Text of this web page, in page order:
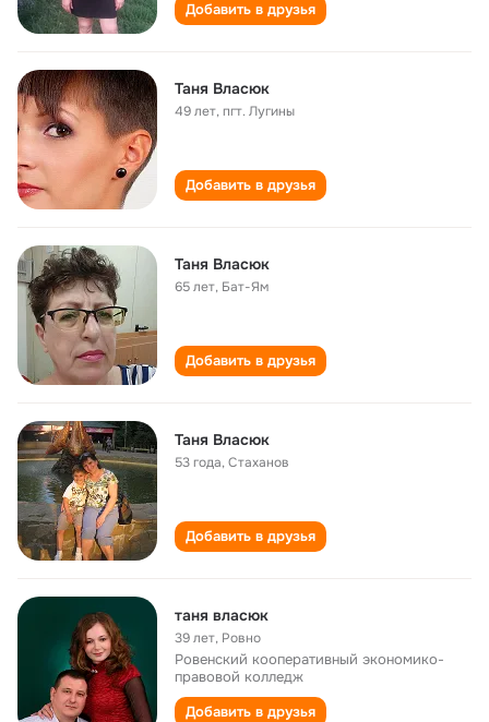
Добавить в друзья
Таня Власюк
49 лет,пгт. Лугины
Добавить в друзья
Таня Власюк
65 лет, Бат-Ям
Добавить в друзья
Таня Власюк
53 года,Стаханов
Добавить в друзья
таня власюк
39 лет, Ровно
Ровенский кооперативный экономико-
правовой колледж
Добавить в друзья